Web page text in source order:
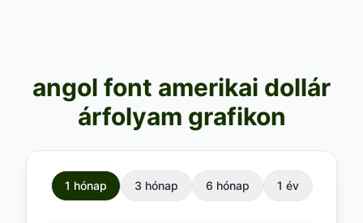
angol font amerikai dollár
árfolyam grafikon
1 hónap 3 hónap 6 hónap 1 év